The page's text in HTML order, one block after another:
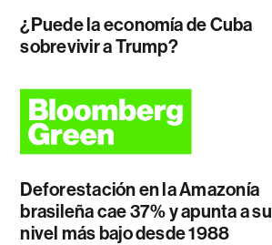
¿Puede la economía de Cuba
sobrevivir a Trump?
Deforestación en la Amazonía
brasileña cae 37% y apunta a su
nivel más bajo desde 1988